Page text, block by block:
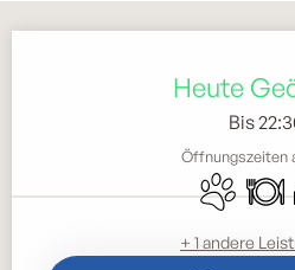
Heute
Bis
Öffnungszeiten
Tiere
+ 1 andere